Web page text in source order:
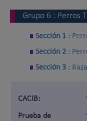
Grupo 6 : Perros
Sección 1 :
Sección 2 :
Sección 3 :
CACIB:
Prueba de